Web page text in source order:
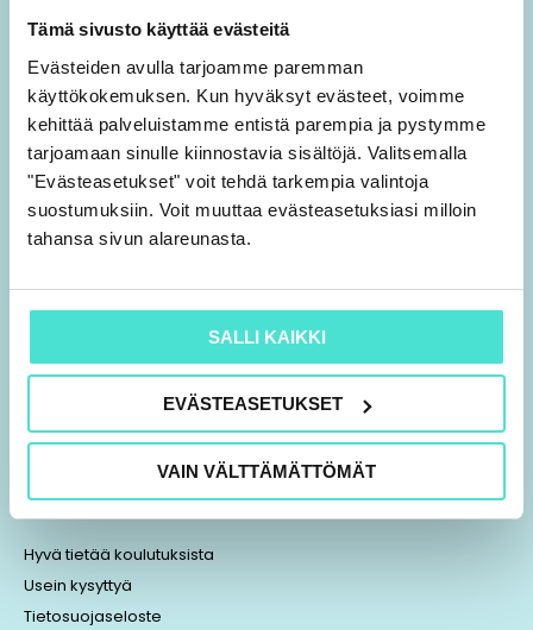
Tämä sivusto käyttää evästeitä
Evästeiden avulla tarjoamme paremman
käyttökokemuksen. Kun hyväksyt evästeet, voimme
kehittää palveluistamme entistä parempia ja pystymme
tarjoamaan sinulle kiinnostavia sisältöjä. Valitsemalla
"Evästeasetukset" voit tehdä tarkempia valintoja
suostumuksiin. Voit muuttaa evästeasetuksiasi milloin
tahansa sivun alareunasta.
SALLI KAIKKI
EVÄSTEASETUKSET
VAIN VÄLTTÄMÄTTÖMÄT
09 7552 2010
aspa@stakatemia.fi
00100 Helsinki
L
n
e
d
i
n
T
r
a
d
s
TIETOA MEISTÄ
Hyvä tietää koulutuksista
Usein kysyttyä
Tietosuojaseloste